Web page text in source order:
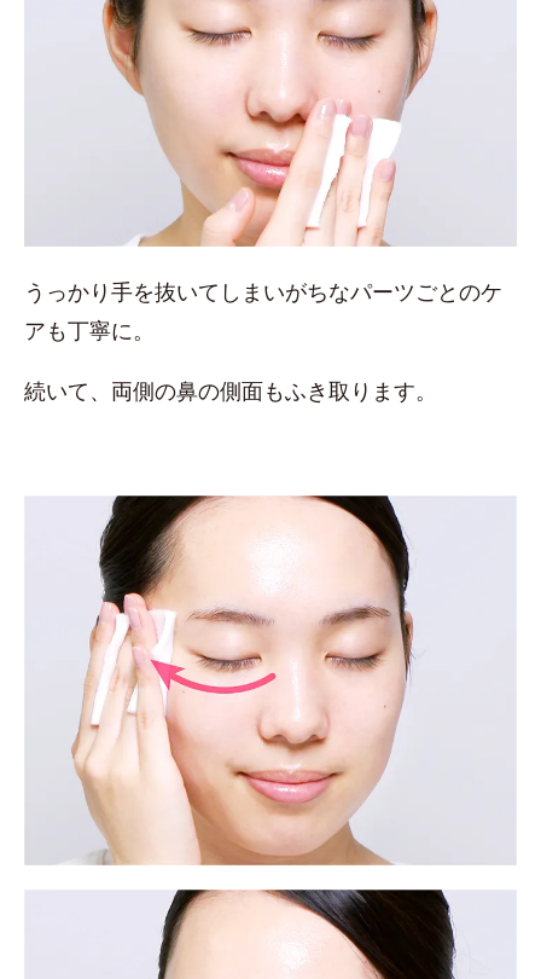
うっかり手を抜いてしまいがちなパーツごとのケ
アも丁寧に。
続いて、両側の鼻の側面もふき取ります。